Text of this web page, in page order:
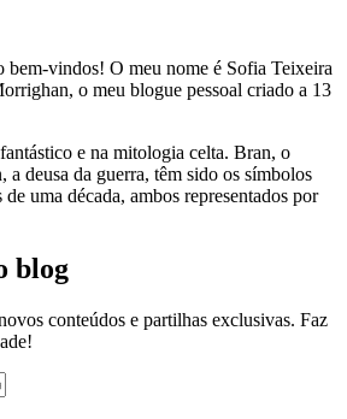
bem-vindos! O meu nome é Sofia Teixeira
o meu blogue pessoal criado a 13
e na mitologia celta. Bran, o
a deusa da guerra, têm sido os símbolos
uma década, ambos representados por
blog
conteúdos e partilhas exclusivas. Faz